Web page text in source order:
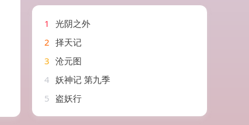
1
光阴之外
2 择天记
3 沧元图
4 妖神记 第九季
5 盗妖行